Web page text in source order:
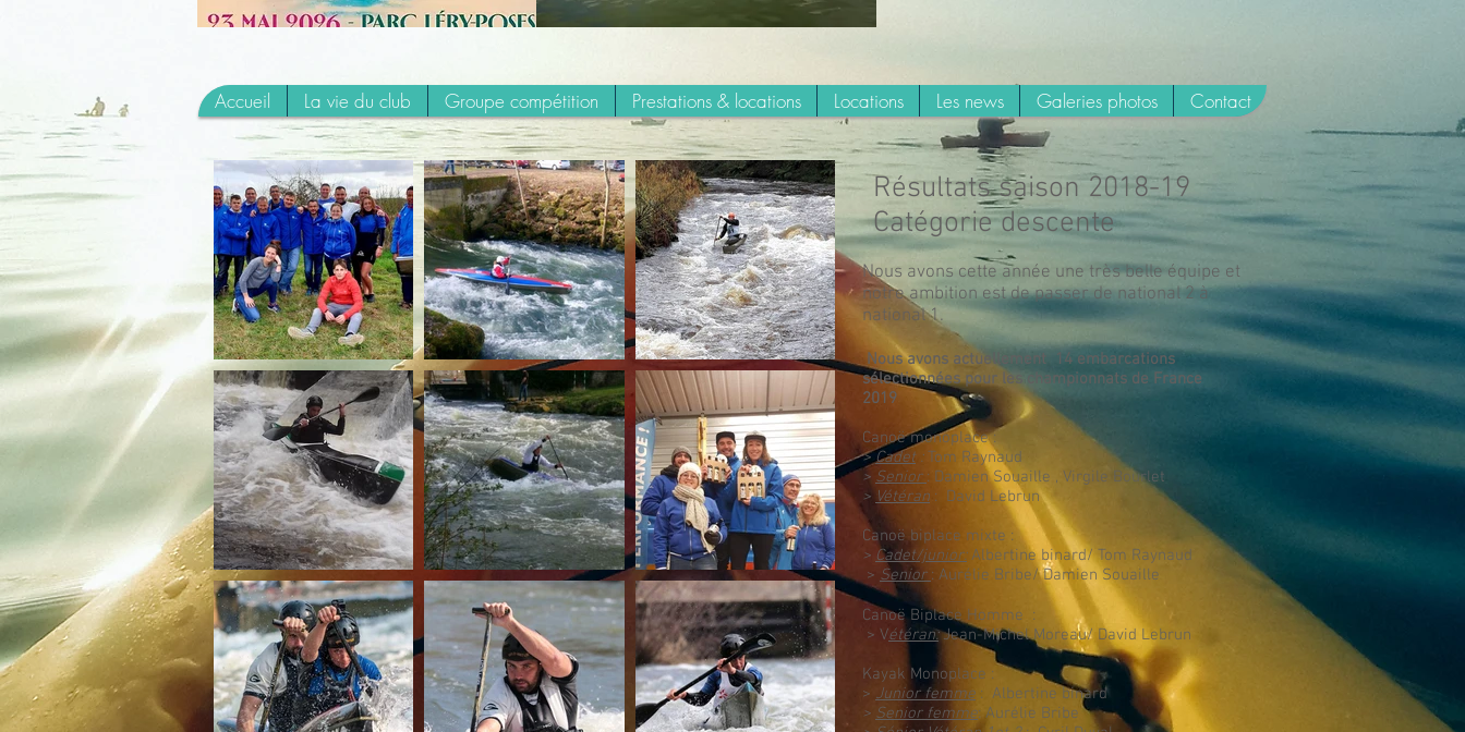
Accueil La vie du club Groupe compétition Prestations & locations Locations Les news Galeries photos Contact
Résultats saison 2018-19
Catégorie descente
Nous avons cette année une très belle équipe et
notre ambition est de passer de national 2 à
national 1.
Nous avons actuellement 14 embarcations
sélectionnées pour les championnats de France
2019
Canoë monoplace :
>Cadet:Tom Raynaud
> Senior : Damien Souaille , Virgile Bourlet
> Vétéran : David Lebrun
Canoë biplace mixte :
> Cadet/junior:Albertine binard/ Tom Raynaud
> Senior : Aurélie Bribe/ Damien Souaille
Canoë Biplace Homme :
> Vétéran:Jean-Michel Moreau/ David Lebrun
Kayak Monoplace :
> Junior femme : Albertine binard
> Senior femme: Aurélie Bribe